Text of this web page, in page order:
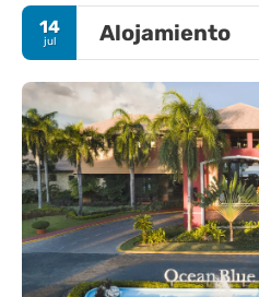
14
jul Alojamiento